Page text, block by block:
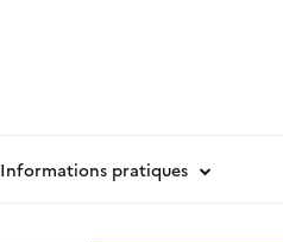
Informations pratiques